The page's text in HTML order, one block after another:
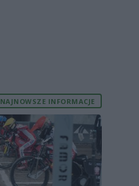
NAJNOWSZE INFORMACJE